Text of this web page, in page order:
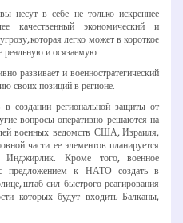
несут в себе не только искреннее
качественный экономический и
которая легко может в короткое
реальную и осязаемую.
развивает и военно­стратегический
своих позиций в регионе.
в создании региональной защиты от
вопросы оперативно решаются на
военных ведомств США, Израиля,
части ее элементов планируется
Кроме того, военное
с предложением к НАТО создать в
штаб сил быстрого реагирования
которых будут входить Балканы,